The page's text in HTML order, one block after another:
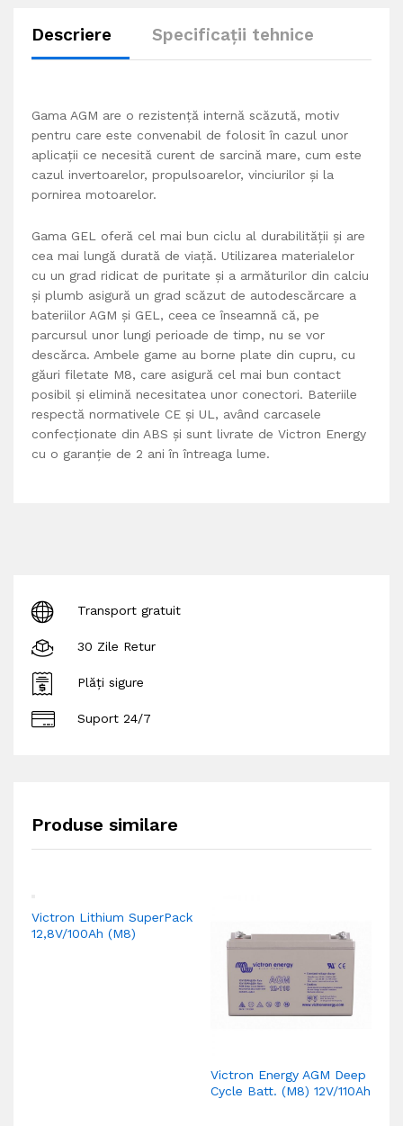
Descriere Specificații tehnice
Gama AGM are o rezistenţă internă scăzută, motiv
pentru care este convenabil de folosit în cazul unor
aplicaţii ce necesită curent de sarcină mare, cum este
cazul invertoarelor, propulsoarelor, vinciurilor şi la
pornirea motoarelor.
Gama GEL oferă cel mai bun ciclu al durabilităţii şi are
cea mai lungă durată de viaţă. Utilizarea materialelor
cu un grad ridicat de puritate şi a armăturilor din calciu
şi plumb asigură un grad scăzut de autodescărcare a
bateriilor AGM şi GEL, ceea ce înseamnă că, pe
parcursul unor lungi perioade de timp, nu se vor
descărca. Ambele game au borne plate din cupru, cu
găuri filetate M8, care asigură cel mai bun contact
posibil şi elimină necesitatea unor conectori. Bateriile
respectă normativele CE şi UL, având carcasele
confecţionate din ABS şi sunt livrate de Victron Energy
cu o garanţie de 2 ani în întreaga lume.
Transport gratuit
30 Zile Retur
Plăți sigure
Suport 24/7
Produse similare
Victron Lithium SuperPack
12,8V/100Ah (M8)
Victron Energy AGM Deep
Cycle Batt. (M8) 12V/110Ah